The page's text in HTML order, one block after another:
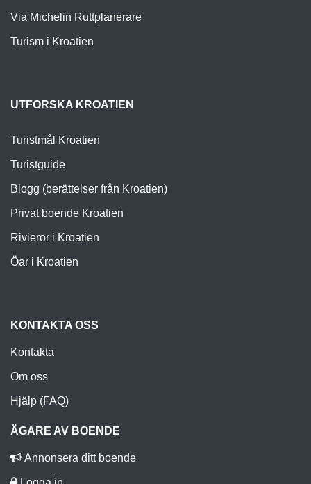
Via Michelin Ruttplanerare
Turism i Kroatien
UTFORSKA KROATIEN
Turistmål Kroatien
Turistguide
Blogg (berättelser från Kroatien)
Privat boende Kroatien
Rivieror i Kroatien
Öar i Kroatien
KONTAKTA OSS
Kontakta
Om oss
Hjälp (FAQ)
ÄGARE AV BOENDE
Annonsera ditt boende